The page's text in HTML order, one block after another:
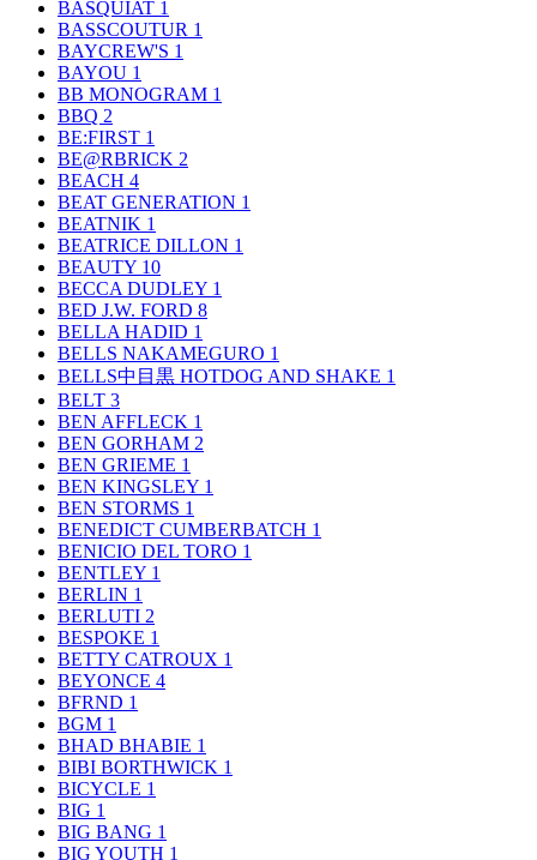
BASQUIAT 1
BASSCOUTUR 1
BAYCREW'S 1
BAYOU 1
BB MONOGRAM 1
BBQ 2
BE:FIRST 1
BE@RBRICK 2
BEACH 4
BEAT GENERATION 1
BEATNIK 1
BEATRICE DILLON 1
BEAUTY 10
BECCA DUDLEY 1
BED J.W. FORD 8
BELLA HADID 1
BELLS NAKAMEGURO 1
BELLS中目黒 HOTDOG AND SHAKE 1
BELT 3
BEN AFFLECK 1
BEN GORHAM 2
BEN GRIEME 1
BEN KINGSLEY 1
BEN STORMS 1
BENEDICT CUMBERBATCH 1
BENICIO DEL TORO 1
BENTLEY 1
BERLIN 1
BERLUTI 2
BESPOKE 1
BETTY CATROUX 1
BEYONCE 4
BFRND 1
BGM 1
BHAD BHABIE 1
BIBI BORTHWICK 1
BICYCLE 1
BIG 1
BIG BANG 1
BIG YOUTH 1